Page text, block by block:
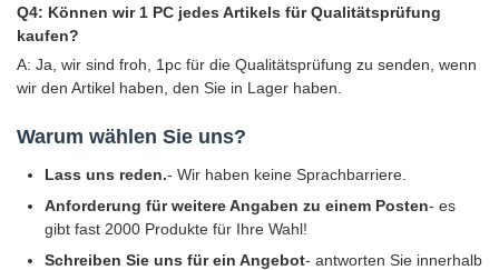
Q4: Können wir 1 PC jedes Artikels für Qualitätsprüfung
kaufen?
A: Ja, wir sind froh, 1pc für die Qualitätsprüfung zu senden, wenn
wir den Artikel haben, den Sie in Lager haben.
Warum wählen Sie uns?
Lass uns reden.- Wir haben keine Sprachbarriere.
Anforderung für weitere Angaben zu einem Posten- es
gibt fast 2000 Produkte für Ihre Wahl!
Schreiben Sie uns für ein Angebot- antworten Sie innerhalb